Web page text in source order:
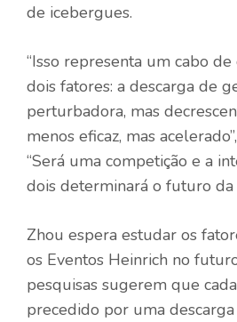
de icebergues.
“Isso representa um cabo
dois fatores: a descarga de
perturbadora, mas
menos eficaz, mas
“Será uma competição e a
dois determinará o futuro da
Zhou espera estudar os
os Eventos Heinrich no
pesquisas sugerem que
precedido por uma